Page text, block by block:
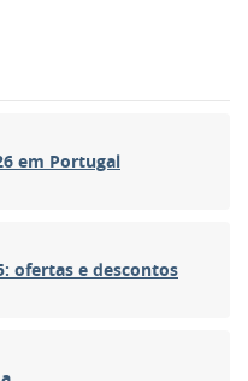
em Portugal
ofertas e descontos